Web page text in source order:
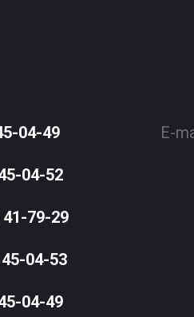
04-49
04-52
79-29
04-53
04-49
E-